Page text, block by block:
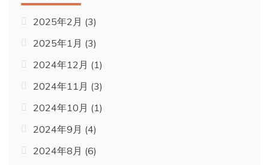
2025年2月 (3)
2025年1月 (3)
2024年12月 (1)
2024年11月 (3)
2024年10月 (1)
2024年9月 (4)
2024年8月 (6)